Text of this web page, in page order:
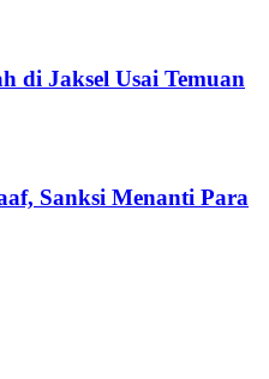
di Jaksel Usai Temuan
Sanksi Menanti Para